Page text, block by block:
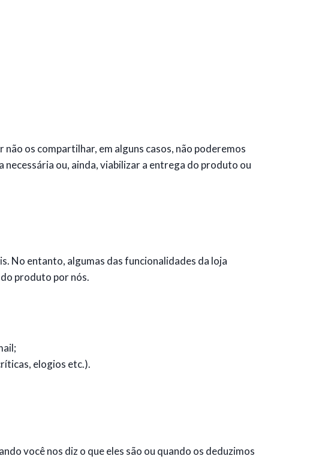
os compartilhar, em alguns casos, não poderemos
ou, ainda, viabilizar a entrega do produto ou
No entanto, algumas das funcionalidades da loja
produto por nós.
elogios etc.).
você nos diz o que eles são ou quando os deduzimos